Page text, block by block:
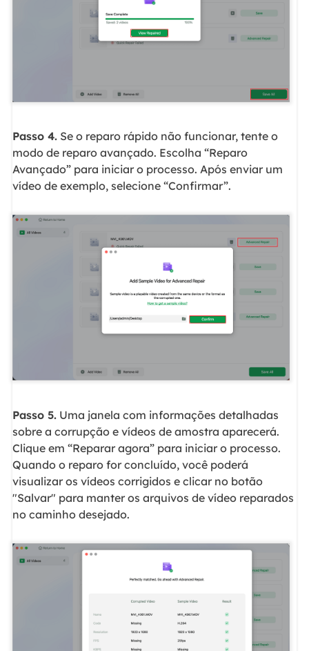
Passo 4.Se o reparo rápido não funcionar, tente o
modo de reparo avançado. Escolha “Reparo
Avançado” para iniciar o processo. Após enviar um
vídeo de exemplo, selecione “Confirmar”.
Passo 5.Uma janela com informações detalhadas
sobre a corrupção e vídeos de amostra aparecerá.
Clique em “Reparar agora” para iniciar o processo.
Quando o reparo for concluído, você poderá
visualizar os vídeos corrigidos e clicar no botão
"Salvar" para manter os arquivos de vídeo reparados
no caminho desejado.